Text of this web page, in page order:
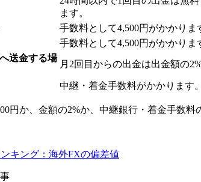
ます。
手数料として4,500円がかかりま
手数料として4,500円がかかりま
送金する場
月2回目からの出金は出金額の
中継・着金手数料がかかります
円か、金額の2%か、中継銀行・着金手数料
キング：海外FXの偏差値